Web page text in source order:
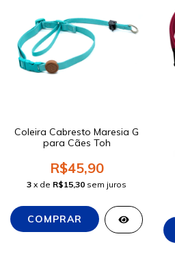
Coleira Cabresto Maresia G
para Cães Toh
R$45,90
3 x de R$15,30 sem juros